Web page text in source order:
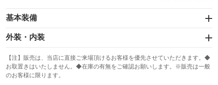
基本装備
エアバッグ：運転席/助手席/サイド
：装備あり
：装備なし
サンルーフ
：装備なし ABS
外装・内装
カーナビ：メモリーナビ他
：装備あり
TV：フルセグ
：装備あり
【注】販売は、当店に直接ご来場頂けるお客様を優先させていただきます。◆
お取置きはいたしません。◆在庫の有無をご確認お願いします。※販売は一般
のお客様に限ります。